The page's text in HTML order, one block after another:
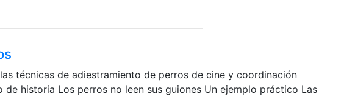
técnicas de adiestramiento de perros de cine y coordinación
de historia Los perros no leen sus guiones Un ejemplo práctico Las